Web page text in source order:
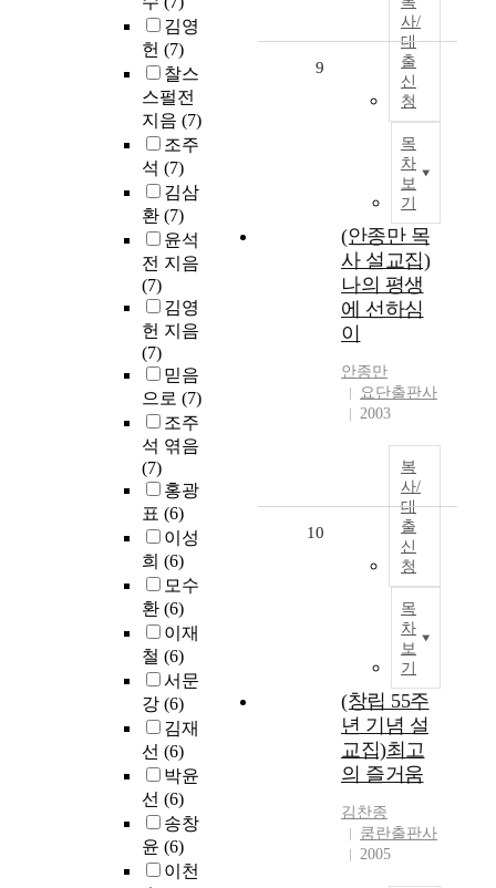
김영
헌 (7)
찰스
스펄전
지음 (7)
조주
석 (7)
김삼
환 (7)
윤석
전 지음
(7)
김영
헌 지음
(7)
믿음
으로 (7)
조주
석 엮음
(7)
홍광
표 (6)
이성
희 (6)
모수
환 (6)
이재
철 (6)
서문
강 (6)
김재
선 (6)
박윤
선 (6)
송창
윤 (6)
이천
사/
대
출
신
청
목
차
보
기
9
(안종만 목
사 설교집)
나의 평생
에 선하심
이
안종만
요단출판사
2003
복
사/
대
출
신
청
목
차
보
기
10
(창립 55주
년 기념 설
교집)최고
의 즐거움
김찬종
쿰란출판사
2005